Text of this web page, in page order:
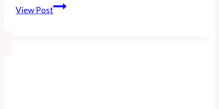
View PostIrland